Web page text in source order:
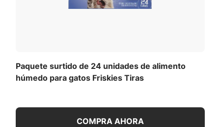
recetas para elegir
Date un gusto con los puntos de cada compra.
Descarga hoy mismo la aplicación myPurina
Descripción del Producto
Dale a tu gato tiernas tiras de carne de res, aves o
Paquete surtido de 24 unidades de alimento
húmedo para gatos Friskies Tiras
COMPRA AHORA